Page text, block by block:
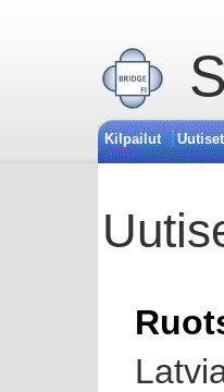
Kilpailut Uutiset